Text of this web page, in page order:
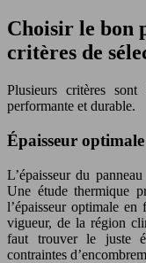
Choisir le bon
critères de
Plusieurs critères
performante et durable.
Épaisseur optimale
L’épaisseur du
Une étude thermique
l’épaisseur optimale
vigueur, de la région
faut trouver le juste
contraintes